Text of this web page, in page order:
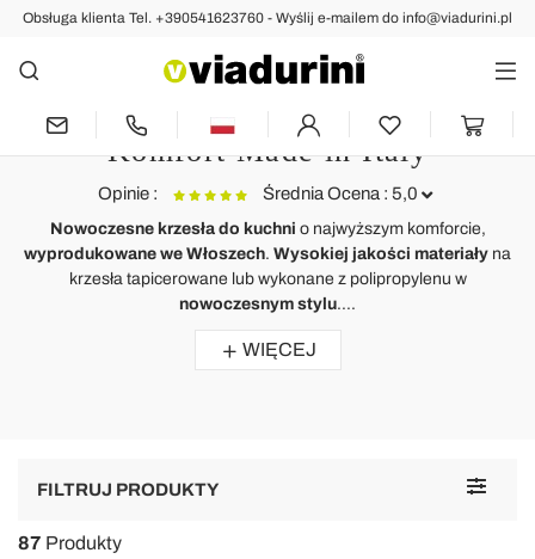
Obsługa klienta Tel. +390541623760 - Wyślij e-mailem do info@viadurini.pl
Nowoczesne Krzesła do Kuchni
Składane lub Rozkładane -
Komfort Made in Italy
Opinie : Średnia Ocena : 5,0
Nowoczesne designerskie krzesło Viola, tapicerka z ekoskóry i
Wirklich zufrieden mit meiner Bestellung. Toller Qualitätsartikel!!
Einwandfreie Lieferung. Verpackung und Schutz an der Spitze!
Nowoczesne krzesła do kuchni o najwyższym komforcie,
wyprodukowane we Włoszech. Wysokiej jakości materiały na
krzesła tapicerowane lub wykonane z polipropylenu w
nowoczesnym stylu....
WIĘCEJ
Toggle
FILTRUJ PRODUKTY
87 Produkty